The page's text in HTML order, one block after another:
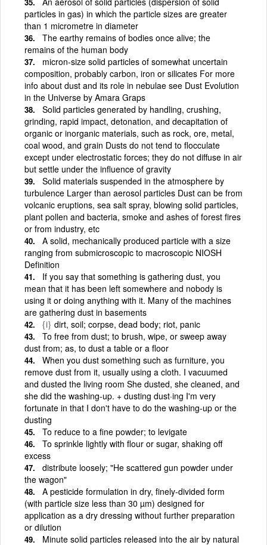
particles in gas) in which the particle sizes are greater
than 1 micrometre in diameter
The earthy remains of bodies once alive; the
remains of the human body
micron-size solid particles of somewhat uncertain
composition, probably carbon, iron or silicates For more
info about dust and its role in nebulae see Dust Evolution
in the Universe by Amara Graps
Solid particles generated by handling, crushing,
grinding, rapid impact, detonation, and decapitation of
organic or inorganic materials, such as rock, ore, metal,
coal wood, and grain Dusts do not tend to flocculate
except under electrostatic forces; they do not diffuse in air
but settle under the influence of gravity
Solid materials suspended in the atmosphere by
turbulence Larger than aerosol particles Dust can be from
volcanic eruptions, sea salt spray, blowing solid particles,
plant pollen and bacteria, smoke and ashes of forest fires
or from industry, etc
A solid, mechanically produced particle with a size
ranging from submicroscopic to macroscopic NIOSH
Definition
If you say that something is gathering dust, you
mean that it has been left somewhere and nobody is
using it or doing anything with it. Many of the machines
are gathering dust in basements
{i} dirt, soil; corpse, dead body; riot, panic
To free from dust; to brush, wipe, or sweep away
dust from; as, to dust a table or a floor
When you dust something such as furniture, you
remove dust from it, usually using a cloth. I vacuumed
and dusted the living room She dusted, she cleaned, and
she did the washing-up. + dusting dust·ing I'm very
fortunate in that I don't have to do the washing-up or the
dusting
To reduce to a fine powder; to levigate
To sprinkle lightly with flour or sugar, shaking off
excess
distribute loosely; "He scattered gun powder under
the wagon"
A pesticide formulation in dry, finely-divided form
(with particle size less than 30 µm) designed for
application as a dry dressing without further preparation
or dilution
Minute solid particles released into the air by natural